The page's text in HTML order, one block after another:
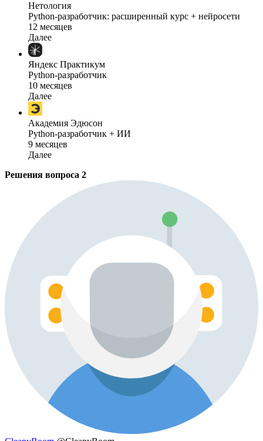
Нетология
Python-разработчик: расширенный курс + нейросети
12 месяцев
Далее
Яндекс Практикум
Python-разработчик
10 месяцев
Далее
Академия Эдюсон
Python-разработчик + ИИ
9 месяцев
Далее
Решения вопроса 2